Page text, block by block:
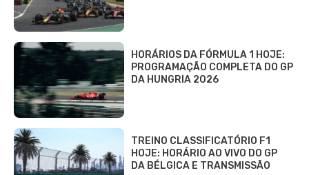
HORÁRIOS DA FÓRMULA 1 HOJE:
PROGRAMAÇÃO COMPLETA DO GP
DA HUNGRIA 2026
TREINO CLASSIFICATÓRIO F1
HOJE: HORÁRIO AO VIVO DO GP
DA BÉLGICA E TRANSMISSÃO